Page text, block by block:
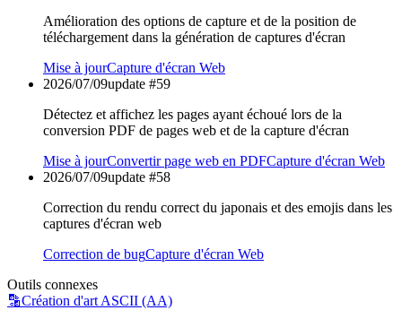
Amélioration des options de capture et de la position de
téléchargement dans la génération de captures d'écran
Mise à jourCapture d'écran Web
2026/07/09update #59
Détectez et affichez les pages ayant échoué lors de la
conversion PDF de pages web et de la capture d'écran
Mise à jourConvertir page web en PDFCapture d'écran Web
2026/07/09update #58
Correction du rendu correct du japonais et des emojis dans les
captures d'écran web
Correction de bugCapture d'écran Web
Outils connexes
🔡Création d'art ASCII (AA)